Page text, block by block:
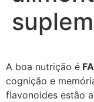
A boa nutrição é
cognição e
flavonoides estão